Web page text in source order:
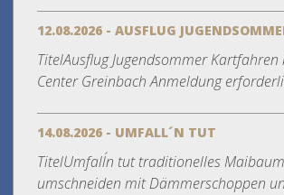
12.08.2026 - AUSFLUG
TitelAusflug Jugendsommer Kartfahren
Center Greinbach Anmeldung
14.08.2026 - UMFALL´N TUT
TitelUmfall´n tut traditionelles Maibaum
umschneiden mit Dämmerschoppen